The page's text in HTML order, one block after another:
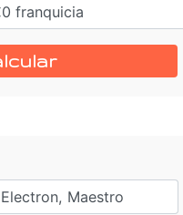
0 franquicia
Maestro